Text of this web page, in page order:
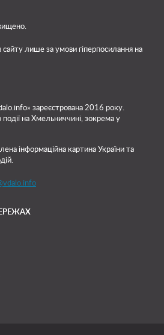
сайту лише за умови гіперпосилання на
зареєстрована 2016 року.
події на Хмельниччині, зокрема у
інформаційна картина України та